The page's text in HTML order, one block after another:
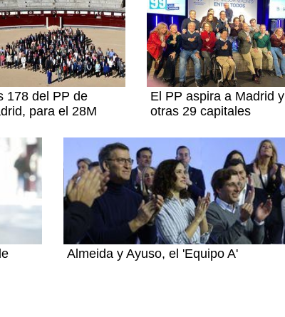
178 del PP de
para el 28M
El PP aspira a Madrid y
otras 29 capitales
Almeida y Ayuso, el 'Equipo A'